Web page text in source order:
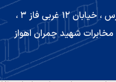
اهواز ,کیانپارس ، خیابان ۱۲ غربی فاز ۳ ،
مخابرات شهید چمران اهواز